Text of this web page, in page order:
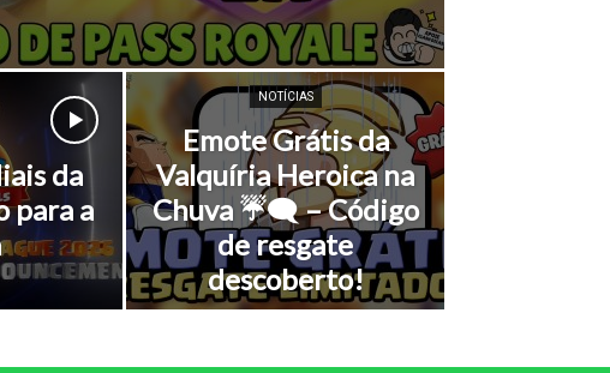
da
para a
NOTÍCIAS
Emote Grátis da
Valquíria Heroica na
Chuva ☔🗨️ – Código
de resgate
descoberto!